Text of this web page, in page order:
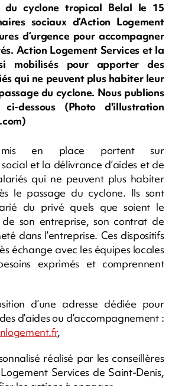
du cyclone tropical Belal le 15
sociaux d’Action Logement
d’urgence pour accompagner
Action Logement Services et la
mobilisés pour apporter des
qui ne peuvent plus habiter leur
du cyclone. Nous publions
ci-dessous (Photo d'illustration
mis en place portent sur
et la délivrance d’aides et de
qui ne peuvent plus habiter
le passage du cyclone. Ils sont
du privé quels que soient le
son entreprise, son contrat de
dans l’entreprise. Ces dispositifs
échange avec les équipes locales
exprimés et comprennent
d’une adresse dédiée pour
d’aides ou d’accompagnement :
,
réalisé par les conseillères
Services de Saint-Denis,